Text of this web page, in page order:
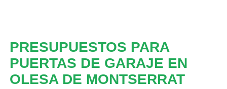
PRESUPUESTOS PARA
PUERTAS DE GARAJE EN
OLESA DE MONTSERRAT